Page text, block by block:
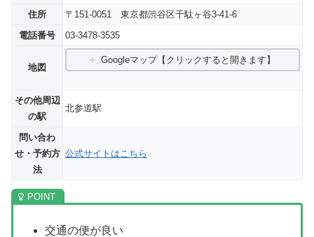
住所
〒151-0051 東京都渋谷区千駄ヶ谷3-41-6
電話番号
03-3478-3535
地図
Googleマップ【クリックすると開きます】
その他周辺
の駅
北参道駅
問い合わ
せ・予約方
法
公式サイトはこちら
交通の便が良い